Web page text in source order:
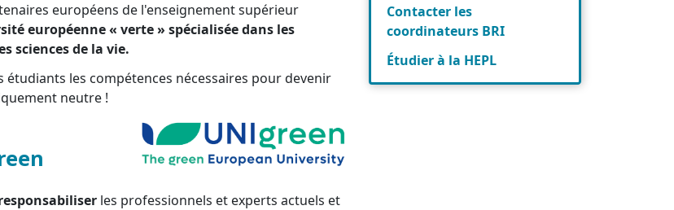
européens de l'enseignement supérieur
européenne « verte » spécialisée dans les
sciences de la vie.
les compétences nécessaires pour devenir
neutre !
les professionnels et experts actuels et
Contacter les
coordinateurs BRI
Étudier à la HEPL